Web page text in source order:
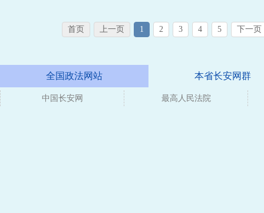
首页 上一页 1 2 3 4 5 下一页
全国政法网站 本省长安网群
中国长安网 最高人民法院